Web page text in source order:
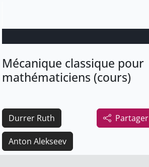
Mécanique classique pour
mathématiciens (cours)
Partager
Durrer Ruth
Anton Alekseev